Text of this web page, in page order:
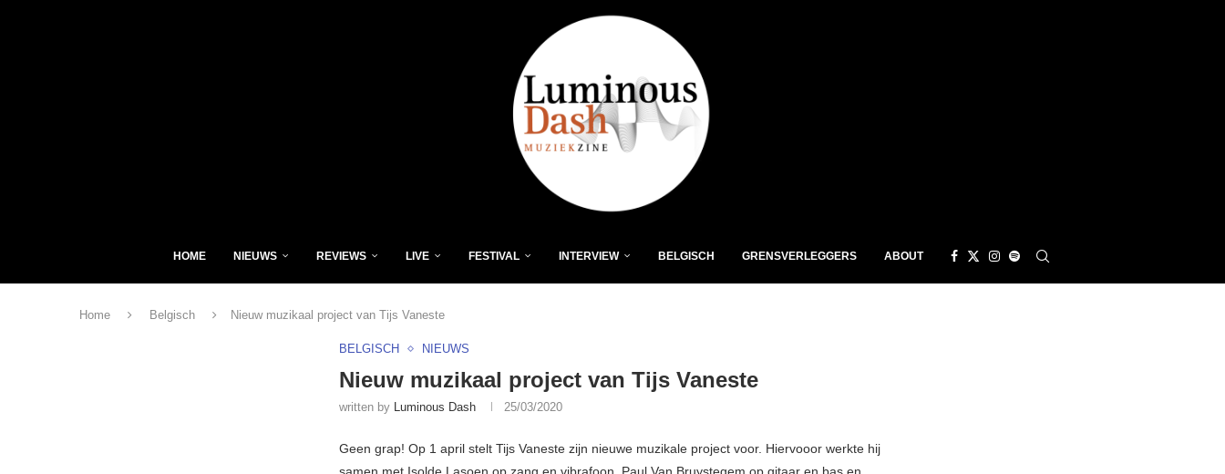
HOME NIEUWS REVIEWS LIVE FESTIVAL INTERVIEW BELGISCH GRENSVERLEGGERS ABOUT
Home Belgisch Nieuw muzikaal project van Tijs Vaneste
BELGISCH NIEUWS
Nieuw muzikaal project van Tijs Vaneste
written by Luminous Dash 25/03/2020
Geen grap! Op 1 april stelt Tijs Vaneste zijn nieuwe muzikale project voor. Hiervooor werkte hij